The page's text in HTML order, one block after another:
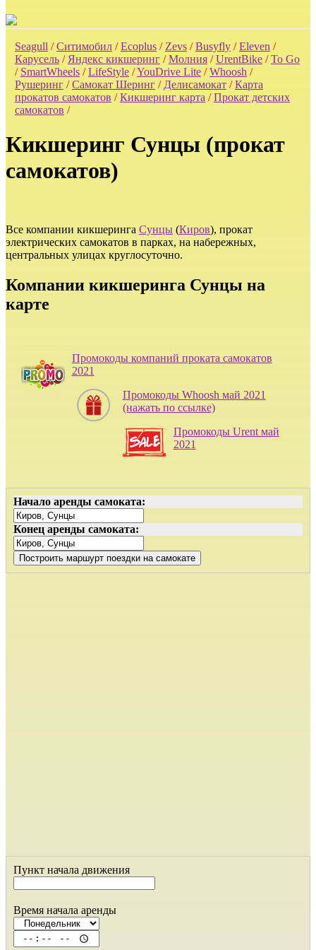
Seagull /Ситимобил/Ecoplus/ Zevs/Busyfly/Eleven /
Карусель/ Яндекс кикшеринг/Молния/UrentBike/To Go
/ SmartWheels/LifeStyle/YouDrive Lite/Whoosh /
Рушеринг/Самокат Шеринг/ Делисамокат/Карта
прокатов самокатов /Кикшеринг карта /Прокат детских
самокатов /
Кикшеринг Сунцы (прокат
самокатов)
Все компании кикшеринга Сунцы (Киров), прокат
электрических самокатов в парках, на набережных,
центральных улицах круглосуточно.
Компании кикшеринга Сунцы на
карте
Промокоды компаний проката самокатов
2021
Промокоды Whoosh май 2021
(нажать по ссылке)
Промокоды Urent май
2021
Начало аренды самоката:
Конец аренды самоката:
Пункт начала движения
Время начала аренды